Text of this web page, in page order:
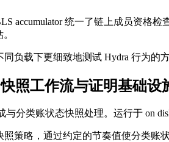
accumulator 统一了链上成员资格
负载下更细致地测试 Hydra 行为的
照工作流与证明基础设
分类账状态快照处理。运行于 on
策略，通过约定的节奏值使分类账